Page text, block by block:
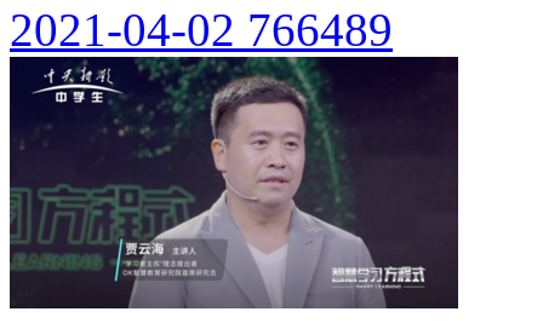
2021-04-02 766489